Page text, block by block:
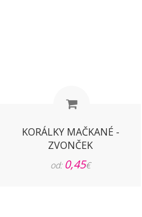
KORÁLKY MAČKANÉ -
ZVONČEK
od: 0,45€